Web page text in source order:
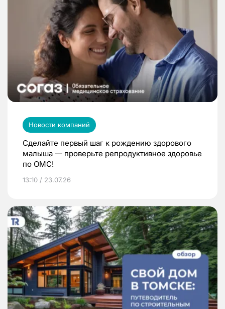
Новости компаний
Сделайте первый шаг к рождению здорового
малыша — проверьте репродуктивное здоровье
по ОМС!
13:10 / 23.07.26